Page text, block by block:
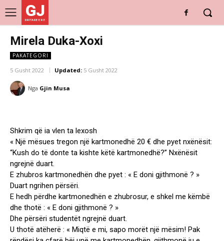
GJ
DRITARE E RE
Mirela Duka-Xoxi
PAKATEGORI
5 Gusht 2022 Updated: 5 Gusht 2022
Nga Gjin Musa
Shkrim që ia vlen ta lexosh
« Një mësues tregon një kartmonedhë 20 € dhe pyet nxënësit:
“Kush do të donte ta kishte këtë kartmonedhë?” Nxënësit
ngrejnë duart.
E zhubros kartmonedhën dhe pyet : « E doni gjithmonë ? »
Duart ngrihen përsëri.
E hedh përdhe kartmonedhën e zhubrosur, e shkel me këmbë
dhe thotë : « E doni gjithmonë ? »
Dhe përsëri studentët ngrejnë duart.
U thotë atëherë : « Miqtë e mi, sapo morët një mësim! Pak